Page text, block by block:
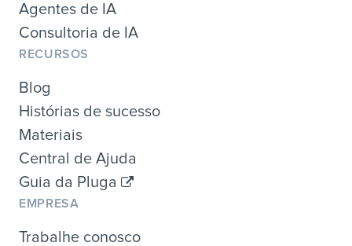
Agentes de IA
Consultoria de IA
RECURSOS
Blog
Histórias de sucesso
Materiais
Central de Ajuda
Guia da Pluga
EMPRESA
Trabalhe conosco